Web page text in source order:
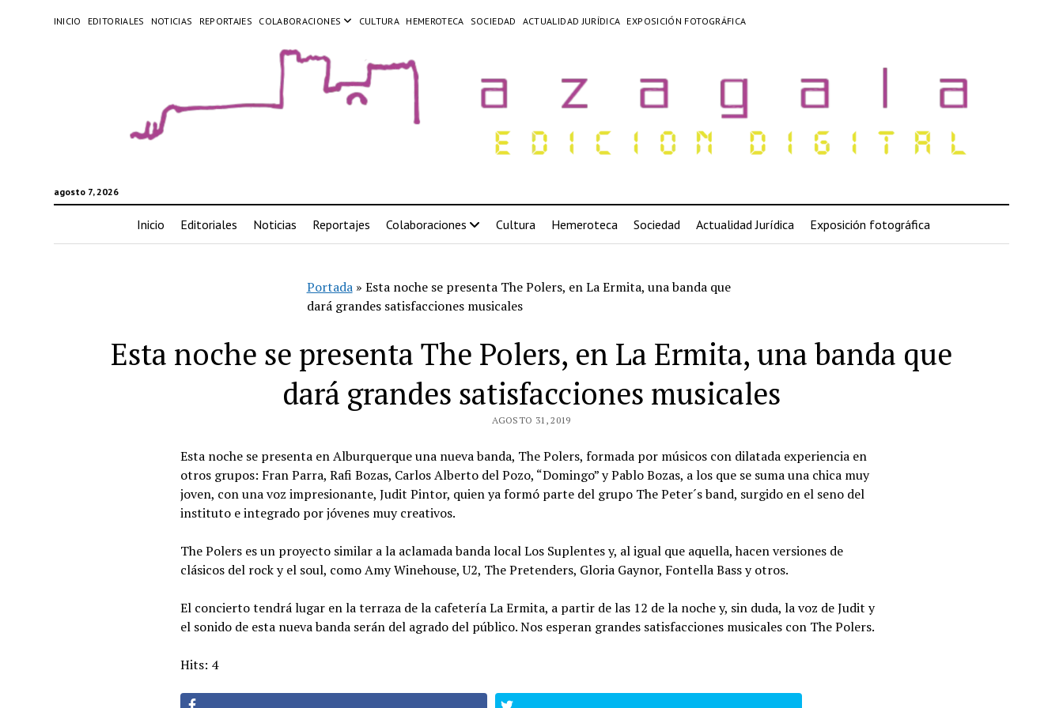
INICIO EDITORIALES NOTICIAS REPORTAJES COLABORACIONES CULTURA HEMEROTECA SOCIEDAD ACTUALIDAD JURÍDICA EXPOSICIÓN FOTOGRÁFICA
agosto 7, 2026
Inicio Editoriales Noticias Reportajes Colaboraciones Cultura Hemeroteca Sociedad Actualidad Jurídica Exposición fotográfica
Portada» Esta noche se presenta The Polers, en La Ermita, una banda que
dará grandes satisfacciones musicales
Esta noche se presenta The Polers, en La Ermita, una banda que
dará grandes satisfacciones musicales
AGOSTO 31, 2019
Esta noche se presenta en Alburquerque una nueva banda, The Polers, formada por músicos con dilatada experiencia en
otros grupos: Fran Parra, Rafi Bozas, Carlos Alberto del Pozo, “Domingo” y Pablo Bozas, a los que se suma una chica muy
joven, con una voz impresionante, Judit Pintor, quien ya formó parte del grupo The Peter´s band, surgido en el seno del
instituto e integrado por jóvenes muy creativos.
The Polers es un proyecto similar a la aclamada banda local Los Suplentes y, al igual que aquella, hacen versiones de
clásicos del rock y el soul, como Amy Winehouse, U2, The Pretenders, Gloria Gaynor, Fontella Bass y otros.
El concierto tendrá lugar en la terraza de la cafetería La Ermita, a partir de las 12 de la noche y, sin duda, la voz de Judit y
el sonido de esta nueva banda serán del agrado del público. Nos esperan grandes satisfacciones musicales con The Polers.
Hits: 4